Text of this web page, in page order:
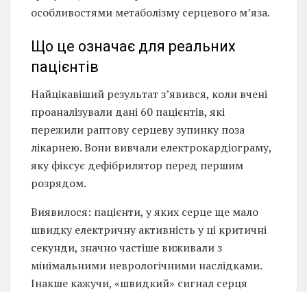
особливостями метаболізму серцевого м’яза.
Що це означає для реальних
пацієнтів
Найцікавіший результат з’явився, коли вчені
проаналізували дані 60 пацієнтів, які
пережили раптову серцеву зупинку поза
лікарнею. Вони вивчали електрокардіограму,
яку фіксує дефібрилятор перед першим
розрядом.
Виявилося: пацієнти, у яких серце ще мало
швидку електричну активність у ці критичні
секунди, значно частіше виживали з
мінімальними неврологічними наслідками.
Інакше кажучи, «швидкий» сигнал серця